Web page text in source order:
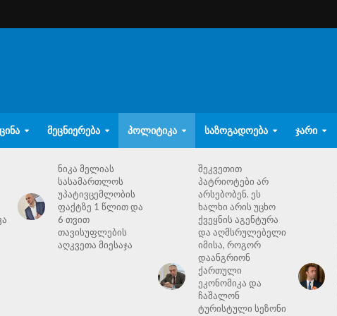
ᲛᲔᲪᲜᲘᲔᲠᲔᲑᲐ ᲞᲝᲚᲘᲢᲘᲙᲐ ᲡᲐᲖᲝᲒᲐᲓᲝᲔᲑᲐ ᲯᲐᲠᲘ
ნიკა მელიას
სასამართლოს
უპატივცემლობის
ფაქტზე 1 წლით და
6 თვით
თავისუფლების
აღკვეთა მიესაჯა
შეკვეთით
პატრიოტები არ
არსებობენ. ეს
ხალხი არის უცხო
ქვეყნის აგენტურა
და აღმსრულებელი
იმისა, როგორ
დაანგრიონ
ქართული
ეკონომიკა და
ჩაშალონ
ტურისტული სეზონი